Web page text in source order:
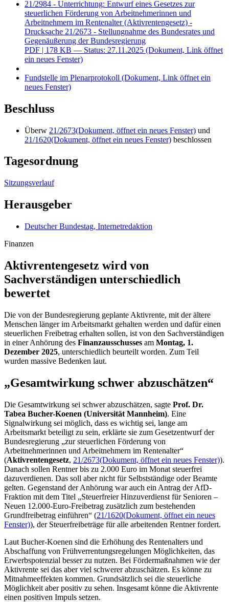
21/2984 - Unterrichtung: Entwurf eines Gesetzes zur
steuerlichen Förderung von Arbeitnehmerinnen und
Arbeitnehmern im Rentenalter (Aktivrentengesetz) -
Drucksache 21/2673 - Stellungnahme des Bundesrates und
Gegenäußerung der Bundesregierung
PDF | 178 KB — Status: 27.11.2025 (Dokument, Link öffnet
ein neues Fenster)
Fundstelle im Plenarprotokoll (Dokument, Link öffnet ein
neues Fenster)
Beschluss
Überw 21/2673(Dokument, öffnet ein neues Fenster) und
21/1620(Dokument, öffnet ein neues Fenster) beschlossen
Tagesordnung
Sitzungsverlauf
Herausgeber
Deutscher Bundestag, Internetredaktion
Finanzen
Aktivrentengesetz wird von
Sachverständigen unterschiedlich
bewertet
Die von der Bundesregierung geplante Aktivrente, mit der ältere
Menschen länger im Arbeitsmarkt gehalten werden und dafür einen
steuerlichen Freibetrag erhalten sollen, ist von den Sachverständigen
in einer Anhörung des Finanzausschusses am Montag, 1.
Dezember 2025, unterschiedlich beurteilt worden. Zum Teil
wurden massive Bedenken laut.
„Gesamtwirkung schwer abzuschätzen“
Die Gesamtwirkung sei schwer abzuschätzen, sagte Prof. Dr.
Tabea Bucher-Koenen (Universität Mannheim). Eine
Signalwirkung sei möglich, dass es wichtig sei, lange am
Arbeitsmarkt beteiligt zu sein, erklärte sie zum Gesetzentwurf der
Bundesregierung „zur steuerlichen Förderung von
Arbeitnehmerinnen und Arbeitnehmern im Rentenalter“
(Aktivrentengesetz, 21/2673(Dokument, öffnet ein neues Fenster)).
Danach sollen Rentner bis zu 2.000 Euro im Monat steuerfrei
dazuverdienen. Das soll aber nicht für Selbstständige oder Beamte
gelten. Gegenstand der Anhörung war auch ein Antrag der AfD-
Fraktion mit dem Titel „Steuerfreier Hinzuverdienst für Senioren –
Neuen 12.000-Euro-Freibetrag zusätzlich zum bestehenden
Grundfreibetrag einführen“ (21/1620(Dokument, öffnet ein neues
Fenster)), der Steuerfreibeträge für alle arbeitenden Rentner fordert.
Laut Bucher-Koenen sind die Erhöhung des Rentenalters und
Abschaffung von Frühverrentungsregelungen Möglichkeiten, das
Erwerbspotenzial besser zu nutzen. Bei Fördermaßnahmen wie der
Aktivrente sei das aber viel schwerer abzuschätzen. Es könne zu
Mitnahmeeffekten kommen. Grundsätzlich sei die steuerliche
Möglichkeit aber positiv zu sehen. Insgesamt könne die Aktivrente
einen positiven Impuls setzen.